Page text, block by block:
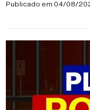
Publicado em 04/08/